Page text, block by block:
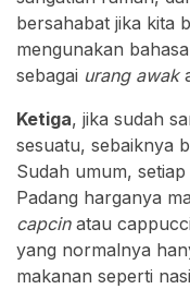
bersahabat jika kita
mengunakan
sebagai urang awak
Ketiga, jika sudah
sesuatu, sebaiknya
Sudah umum,
Padang harganya
capcin atau
yang normalnya
makanan seperti